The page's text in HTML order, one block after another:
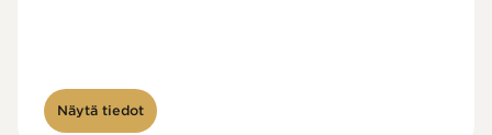
Näytä tiedot